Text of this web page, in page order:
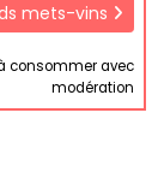
mets-vins
consommer avec
modération